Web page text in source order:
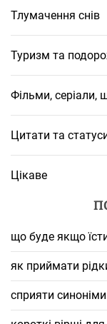
Тлумачення снів
Туризм та
Фільми, серіали,
Цитати та
Цікаве
що буде якщо
як приймати
сприяти синоніми